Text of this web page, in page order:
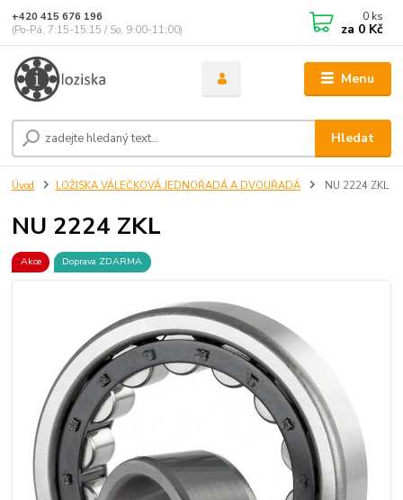
Menu
Hledat
+420 415 676 196
(Po-Pá, 7:15-15:15 / So, 9:00-11:00)
0 ks
za 0 Kč
Úvod LOŽISKA VÁLEČKOVÁ JEDNOŘADÁ A DVOUŘADÁ NU 2224 ZKL
NU 2224 ZKL
Akce Doprava ZDARMA